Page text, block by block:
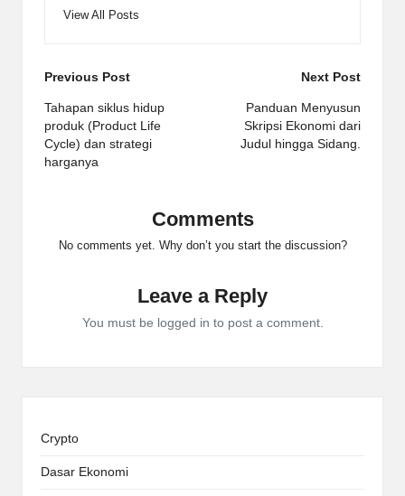
View All Posts
Post
navigation
Previous Post
Tahapan siklus hidup
produk (Product Life
Cycle) dan strategi
harganya
Next Post
Panduan Menyusun
Skripsi Ekonomi dari
Judul hingga Sidang.
Comments
No comments yet. Why don’t you start the discussion?
Leave a Reply
You must be logged in to post a comment.
Crypto
Dasar Ekonomi